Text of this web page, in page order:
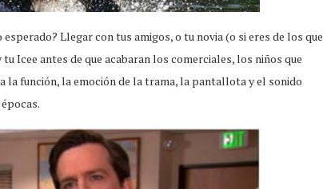
Llegar con tus amigos, o tu novia (o si eres de los que
Icee antes de que acabaran los comerciales, los niños que
la función, la emoción de la trama, la pantallota y el sonido